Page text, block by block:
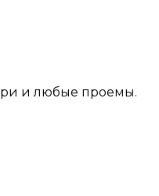
и любые проемы.